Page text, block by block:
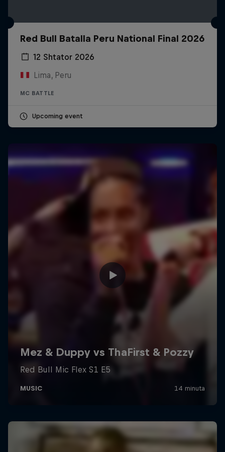
Red Bull Batalla Peru National Final 2026
12 Shtator 2026
Lima, Peru
MC BATTLE
Upcoming event